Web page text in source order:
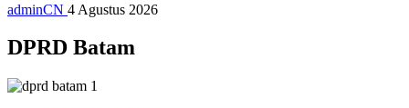
adminCN 4 Agustus 2026
DPRD Batam